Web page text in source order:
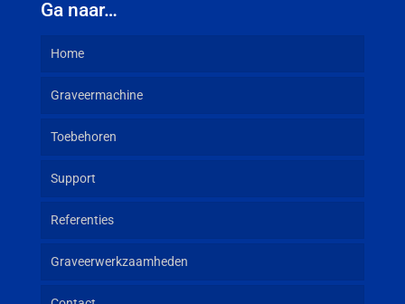
Ga naar…
Home
Graveermachine
Toebehoren
Support
Referenties
Graveerwerkzaamheden